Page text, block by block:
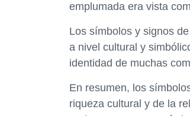
emplumada era vista
Los símbolos y signos
a nivel cultural y
identidad de muchas
En resumen, los
riqueza cultural y de la